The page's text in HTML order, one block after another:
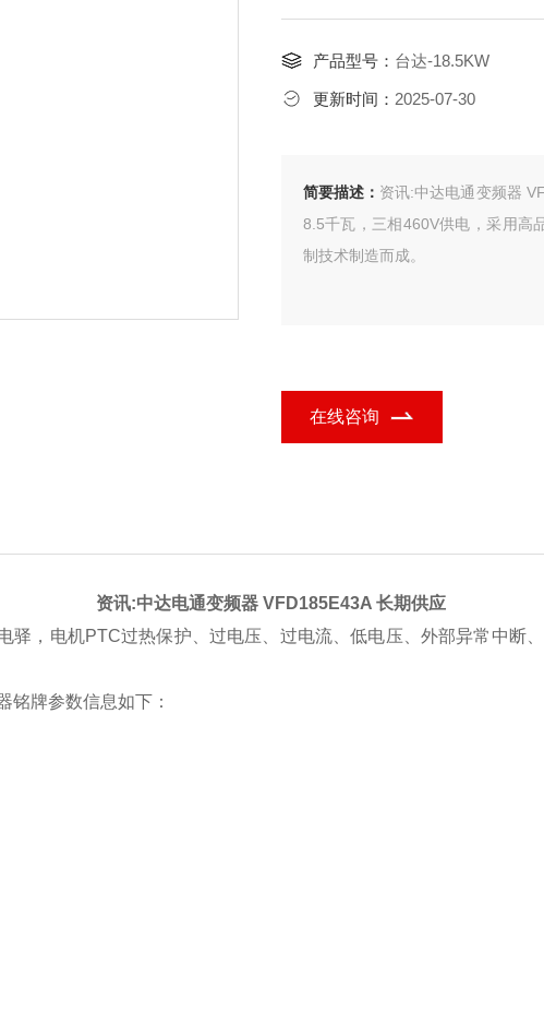
产品型号： 台达-18.5KW
更新时间： 2025-07-30
简要描述： 资讯:中达电通变频器
8.5千瓦，三相460V供电，采用高
制技术制造而成。
在线咨询
资讯:中达电通变频器 VFD185E43A 长期供应
驿，电机PTC过热保护、过电压、过电流、低电压、外部异常中断
铭牌参数信息如下：